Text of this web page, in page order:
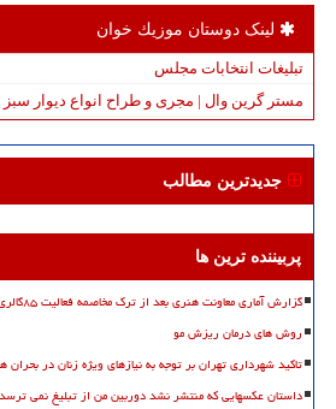
لینک دوستان موزیك خوان
تبلیغات انتخابات مجلس
مستر گرین وال | مجری و طراح انواع دیوار سبز
جدیدترین مطالب
پربیننده ترین ها
گزارش آماری معاونت هنری بعد از ترک مخاصمه فعالیت ۸۵گالری و ۴۷ اجرای موسیقی
روش های درمان ریزش مو
تاکید شهرداری تهران بر توجه به نیازهای ویژه زنان در بحران
داستان عکسهایی که منتشر نشد دوربین من از تبلیغ نمی